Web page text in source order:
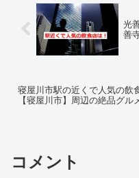
光
善
寝屋川市駅の近くで人気の飲
【寝屋川市】周辺の絶品グル
コメント